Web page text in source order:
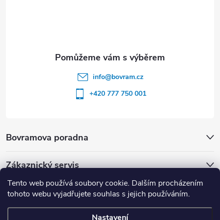
Tento web používá soubory cookie. Dalším procházením
tohoto webu vyjadřujete souhlas s jejich používáním.
Nastavení
Bovramova poradna
Zákaznický servis
info@bovram.cz
+420 777 750 001